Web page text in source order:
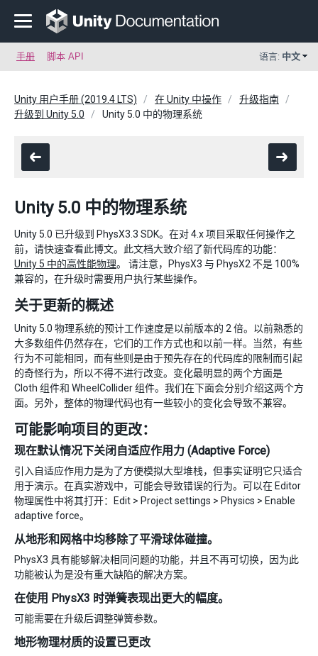
手册 脚本 API 语言: 中文
Unity 用户手册 (2019.4 LTS) 在 Unity 中操作
升级指南
升级到 Unity 5.0
Unity 5.0 中的物理系统
Unity 5.0 中的物理系统
Unity 5.0 已升级到 PhysX3.3 SDK。在对 4.x 项目采取任何操作之
前，请快速查看此博文。此文档大致介绍了新代码库的功能：
Unity 5 中的高性能物理。 请注意，PhysX3 与 PhysX2 不是 100%
兼容的，在升级时需要用户执行某些操作。
关于更新的概述
Unity 5.0 物理系统的预计工作速度是以前版本的 2 倍。以前熟悉的
大多数组件仍然存在，它们的工作方式也和以前一样。当然，有些
行为不可能相同，而有些则是由于预先存在的代码库的限制而引起
的奇怪行为，所以不得不进行改变。变化最明显的两个方面是
Cloth 组件和 WheelCollider 组件。我们在下面会分别介绍这两个方
面。另外，整体的物理代码也有一些较小的变化会导致不兼容。
可能影响项目的更改：
现在默认情况下关闭自适应作用力 (Adaptive Force)
引入自适应作用力是为了方便模拟大型堆栈，但事实证明它只适合
用于演示。在真实游戏中，可能会导致错误的行为。可以在 Editor
物理属性中将其打开：Edit > Project settings > Physics > Enable
adaptive force。
从地形和网格中均移除了平滑球体碰撞。
PhysX3 具有能够解决相同问题的功能，并且不再可切换，因为此
功能被认为是没有重大缺陷的解决方案。
在使用 PhysX3 时弹簧表现出更大的幅度。
可能需要在升级后调整弹簧参数。
地形物理材质的设置已更改